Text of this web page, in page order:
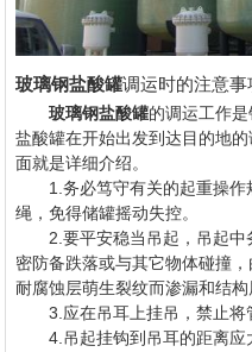
玻璃钢盐酸罐调运时的注意事
玻璃钢盐酸罐的调运工作
盐酸罐在开始出发到达目的地
面就是详细介绍。
1.务必笃守有关的起重操作
绳，免得储罐摇动失控。
2.要平安稳当吊起，吊起中
密防备跌落或与其它物体碰撞
耐腐蚀层萌生裂纹而渗漏和结
3.应在吊耳上挂吊，禁止将
4.吊起挂钩到吊耳的距离应